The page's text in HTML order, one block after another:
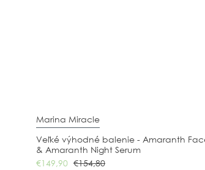
Marina Miracle
Veľké výhodné balenie - Amaranth
& Amaranth Night Serum
€149,90 €154,80